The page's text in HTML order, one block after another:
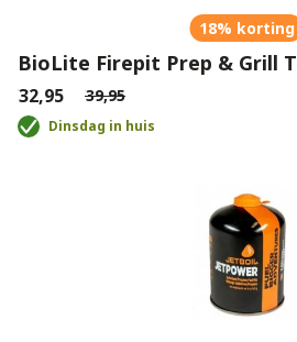
18% korting
BioLite Firepit Prep & Grill
€32,95 €39,95
Dinsdag in huis